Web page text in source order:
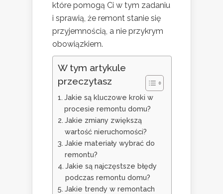
które pomogą Ci w tym zadaniu
i sprawią, że remont stanie się
przyjemnością, a nie przykrym
obowiązkiem.
W tym artykule
przeczytasz
Jakie są kluczowe kroki w
procesie remontu domu?
Jakie zmiany zwiększą
wartość nieruchomości?
Jakie materiały wybrać do
remontu?
Jakie są najczęstsze błędy
podczas remontu domu?
Jakie trendy w remontach